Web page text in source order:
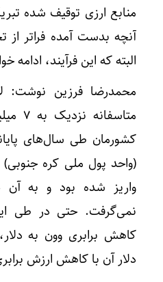
منابع ارزی توقیف شده
آنچه بدست آمده فراتر
البته که این فرآیند،
محمدرضا فرزین نوشت:
(واحد پول ملی کره
واریز شده بود و به
نمی‌گرفت. حتی در طی
کاهش برابری وون به
دلار آن با کاهش ارزش